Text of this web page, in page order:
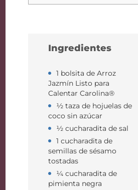
Ingredientes
1 bolsita de Arroz
Jazmín Listo para
Calentar Carolina®
½ taza de hojuelas de
coco sin azúcar
½ cucharadita de sal
1 cucharadita de
semillas de sésamo
tostadas
¼ cucharadita de
pimienta negra